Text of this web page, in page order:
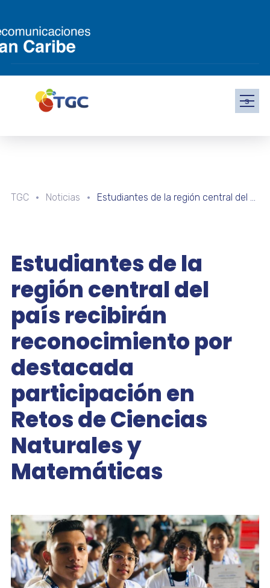
s
TGC Noticias Estudiantes de la región central del país recibirán reconocimiento por destacada participación en Retos de Ciencias Naturales y Matemáticas
Estudiantes de la
región central del
país recibirán
reconocimiento por
destacada
participación en
Retos de Ciencias
Naturales y
Matemáticas